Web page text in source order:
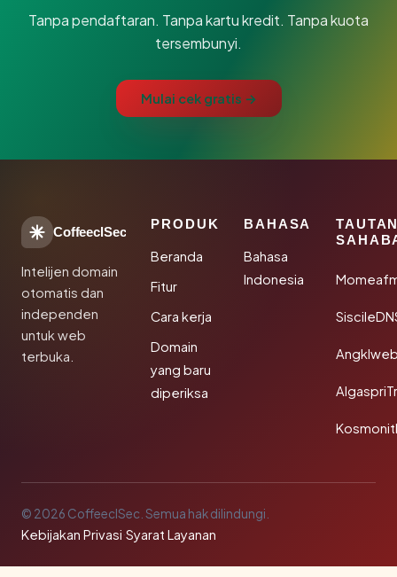
Tanpa pendaftaran. Tanpa kartu kredit. Tanpa kuota
tersembunyi.
Mulai cek gratis →
CoffeeclSec
Intelijen domain
otomatis dan
independen
untuk web
terbuka.
PRODUK
Beranda
Fitur
Cara kerja
Domain
yang baru
diperiksa
BAHASA
Bahasa
Indonesia
© 2026 CoffeeclSec. Semua hak dilindungi.
Kebijakan Privasi·Syarat Layanan